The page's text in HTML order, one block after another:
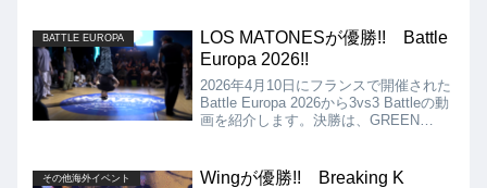
BATTLE EUROPA
LOS MATONESが優勝!! Battle
Europa 2026!!
2026年4月10日にフランスで開催された
Battle Europa 2026から3vs3 Battleの動
画を紹介します。決勝は、GREEN
なりました!!
その他海外イベント
Wingが優勝!! Breaking K